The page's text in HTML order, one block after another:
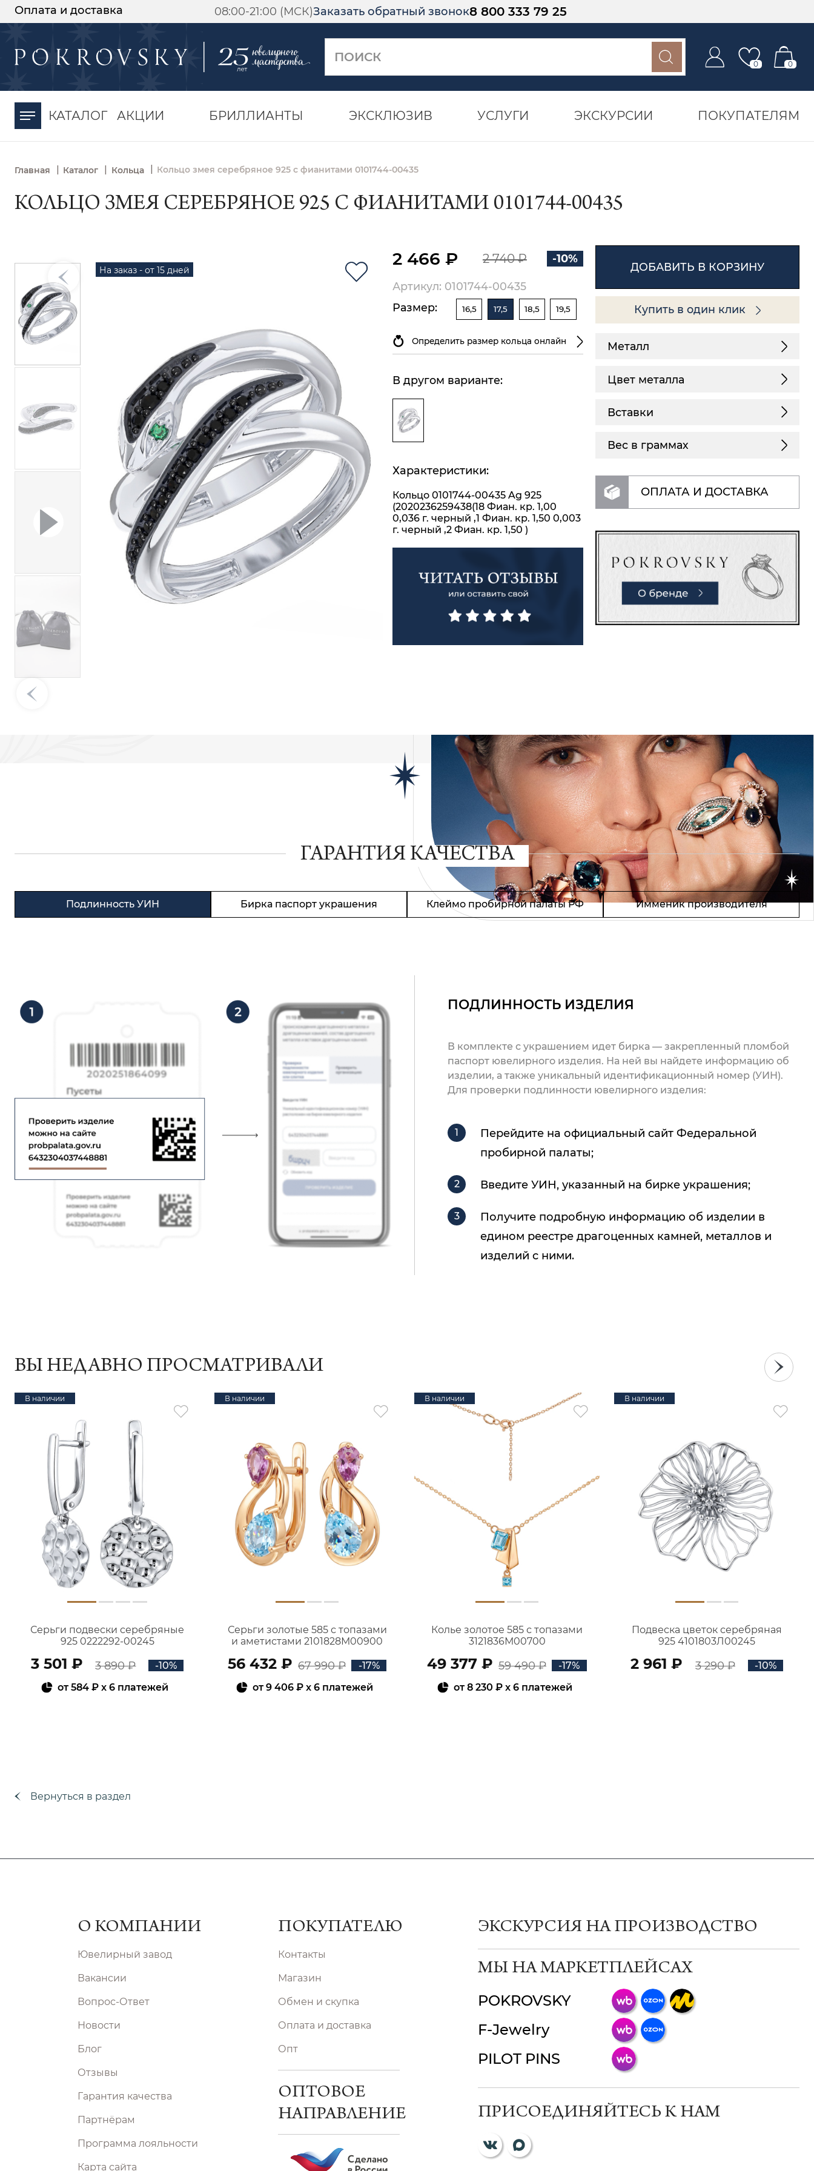
Оплата и доставка 08:00-21:00 (МСК)Заказать обратный звонок8 800 333 79 25
0 0
КАТАЛОГ АКЦИИ БРИЛЛИАНТЫ ЭКСКЛЮЗИВ УСЛУГИ ЭКСКУРСИИ ПОКУПАТЕЛЯМ
Главная | Каталог | Кольца Кольцо змея серебряное 925 с фианитами 0101744-00435
КОЛЬЦО ЗМЕЯ СЕРЕБРЯНОЕ 925 С ФИАНИТАМИ 0101744-00435
На заказ - от 15 дней
2 466 ₽ 2 740 ₽ -10%
Артикул: 0101744-00435
Размер:
16,5 17,5 18,5 19,5
Определить размер кольца онлайн
В другом варианте:
Характеристики:
Кольцо 0101744-00435 Ag 925
(2020236259438(18 Фиан. кр. 1,00
0,036 г. черный ,1 Фиан. кр. 1,50 0,003
г. черный ,2 Фиан. кр. 1,50 )
ДОБАВИТЬ В КОРЗИНУ
Купить в один клик
Металл
Цвет металла
Вставки
Вес в граммах
ОПЛАТА И ДОСТАВКА
ГАРАНТИЯ КАЧЕСТВА
Подлинность УИН Бирка паспорт украшения Клеймо пробирной палаты РФ Имменик производителя
ПОДЛИННОСТЬ ИЗДЕЛИЯ
В комплекте с украшением идет бирка — закрепленный пломбой
паспорт ювелирного изделия. На ней вы найдете информацию об
изделии, а также уникальный идентификационный номер (УИН).
Для проверки подлинности ювелирного изделия:
Перейдите на официальный сайт Федеральной
пробирной палаты;
Введите УИН, указанный на бирке украшения;
Получите подробную информацию об изделии в
едином реестре драгоценных камней, металлов и
изделий с ними.
ВЫ НЕДАВНО ПРОСМАТРИВАЛИ
В наличии
Серьги подвески серебряные
925 0222292-00245
3 501 ₽ 3 890 ₽
-10%
от584 ₽ x 6 платежей
В наличии
Серьги золотые 585 с топазами
и аметистами 2101828М00900
56 432 ₽ 67 990 ₽
-17%
от9 406 ₽ x 6 платежей
В наличии
Колье золотое 585 с топазами
3121836М00700
49 377 ₽ 59 490 ₽
-17%
от8 230 ₽x 6 платежей
В наличии
Подвеска цветок серебряная
925 4101803Л00245
2 961 ₽ 3 290 ₽ -10%
Вернуться в раздел
О КОМПАНИИ
Ювелирный завод
Вакансии
Вопрос-Ответ
Новости
Блог
Отзывы
Гарантия качества
Партнёрам
Программа лояльности
Карта сайта
ПОКУПАТЕЛЮ
Контакты
Магазин
Обмен и скупка
Оплата и доставка
Опт
ОПТОВОЕ
НАПРАВЛЕНИЕ
ЭКСКУРСИЯ НА ПРОИЗВОДСТВО
МЫ НА МАРКЕТПЛЕЙСАХ
POKROVSKY
F-Jewelry
PILOT PINS
ПРИСОЕДИНЯЙТЕСЬ К НАМ
-30%
момента оплаты
ChatApp
мессенджер!